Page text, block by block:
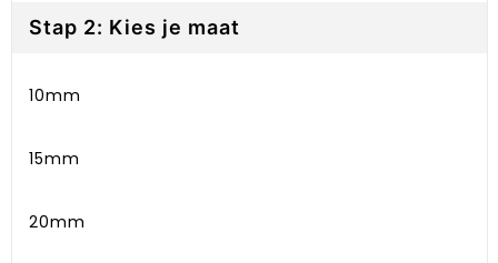
Gehoorbescherming
Schoenentassen
Strandtassen
Toilettassen
Medailles en prijzen
Caps, hoeden en mutsen
Yoga en sportmatten
Stap 2: Kies je maat
10mm
15mm
20mm